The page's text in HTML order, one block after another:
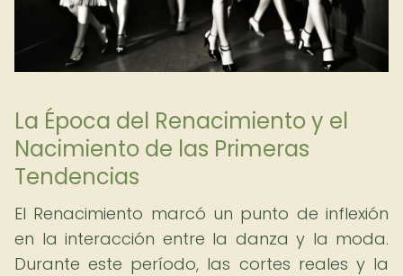
La Época del Renacimiento y el
Nacimiento de las Primeras
Tendencias
El Renacimiento marcó un punto de inflexión
en la interacción entre la danza y la moda.
Durante este período, las cortes reales y la